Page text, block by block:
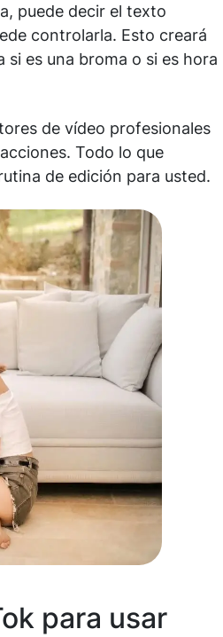
puede decir el texto
controlarla. Esto creará
es una broma o si es hora
de vídeo profesionales
Todo lo que
de edición para usted.
para usar